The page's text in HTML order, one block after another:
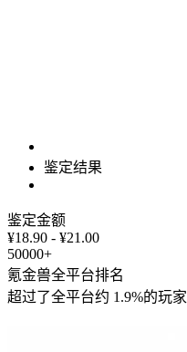
鉴定结果
鉴定金额
¥18.90 - ¥21.00
50000+
氪金兽全平台排名
超过了全平台约 1.9%的玩家